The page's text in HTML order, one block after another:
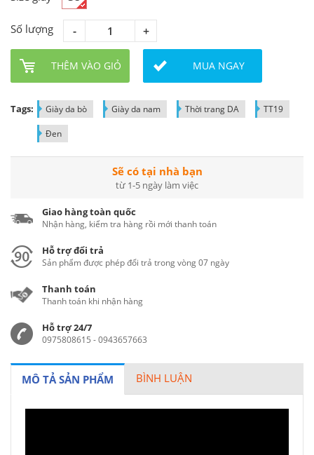
Số lượng
THÊM VÀO GIỎ MUA NGAY
Tags: Giày da bò Giày da nam Thời trang DA TT19
Đen
Sẽ có tại nhà bạn
từ 1-5 ngày làm việc
Giao hàng toàn quốc
Nhận hàng, kiểm tra hàng rồi mới thanh toán
Hỗ trợ đổi trả
Sản phẩm được phép đổi trả trong vòng 07 ngày
Thanh toán
Thanh toán khi nhận hàng
Hỗ trợ 24/7
0975808615 - 0943657663
MÔ TẢ SẢN PHẨM BÌNH LUẬN